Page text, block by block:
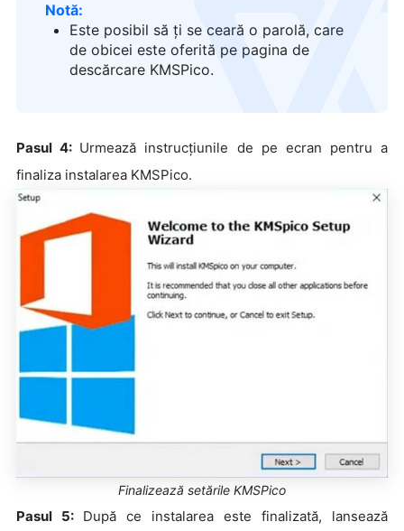
Notă:
Este posibil să ți se ceară o parolă, care
de obicei este oferită pe pagina de
descărcare KMSPico.
Pasul 4: Urmează instrucțiunile de pe ecran pentru a
finaliza instalarea KMSPico.
Finalizează setările KMSPico
Pasul 5: După ce instalarea este finalizată, lansează